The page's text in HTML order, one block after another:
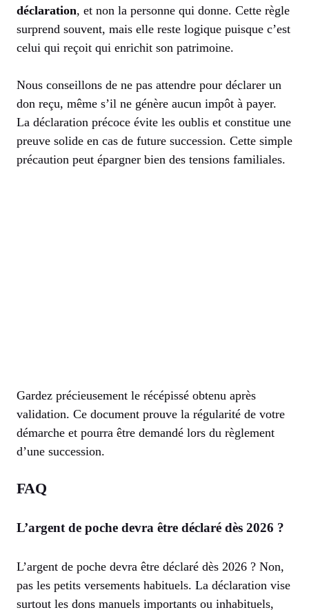
déclaration, et non la personne qui donne. Cette règle
surprend souvent, mais elle reste logique puisque c’est
celui qui reçoit qui enrichit son patrimoine.
Nous conseillons de ne pas attendre pour déclarer un
don reçu, même s’il ne génère aucun impôt à payer.
La déclaration précoce évite les oublis et constitue une
preuve solide en cas de future succession. Cette simple
précaution peut épargner bien des tensions familiales.
Gardez précieusement le récépissé obtenu après
validation. Ce document prouve la régularité de votre
démarche et pourra être demandé lors du règlement
d’une succession.
FAQ
L’argent de poche devra être déclaré dès 2026 ?
L’argent de poche devra être déclaré dès 2026 ? Non,
pas les petits versements habituels. La déclaration vise
surtout les dons manuels importants ou inhabituels,